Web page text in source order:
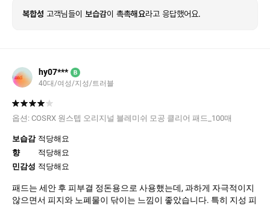
복합성 고객님들이 보습감이 촉촉해요라고 응답했어요.
hy07*** B
40대/여성/지성/트러블
옵션: COSRX 원스텝 오리지널 블레미쉬 모공 클리어 패드_100매
보습감 적당해요
향
적당해요
민감성 적당해요
패드는 세안 후 피부결 정돈용으로 사용했는데, 과하게 자극적이지
않으면서 피지와 노폐물이 닦이는 느낌이 좋았습니다. 특히 지성 피